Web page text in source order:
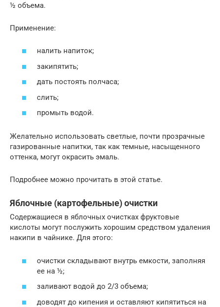
½ объема.
Применение:
налить напиток;
закипятить;
дать постоять полчаса;
слить;
промыть водой.
Желательно использовать светлые, почти прозрачные
газированные напитки, так как темные, насыщенного
оттенка, могут окрасить эмаль.
Подробнее можно прочитать в этой статье.
Яблочные (картофельные) очистки
Содержащиеся в яблочных очистках фруктовые
кислоты могут послужить хорошим средством удаления
накипи в чайнике. Для этого:
очистки складывают внутрь емкости, заполняя
ее на ½;
заливают водой до 2/3 объема;
доводят до кипения и оставляют кипятиться на